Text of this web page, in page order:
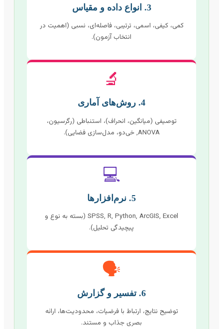
کمی، کیفی، اسمی، ترتیبی، فاصله‌ای، نسبی (اهمیت در
انتخاب آزمون).
توصیفی (میانگین، انحراف)، استنباطی (رگرسیون،
ANOVA, خی‌دو، مدل‌سازی فضایی).
💻
SPSS, R, Python, ArcGIS, Excel (بسته به نوع و
پیچیدگی تحلیل).
🗣️
توضیح نتایج، ارتباط با فرضیات، محدودیت‌ها، ارائه
بصری جذاب و مستند.